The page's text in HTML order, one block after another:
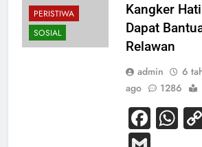
PERISTIWA
SOSIAL
Kangker
Dapat
Relawan
admin
6
ago
1286